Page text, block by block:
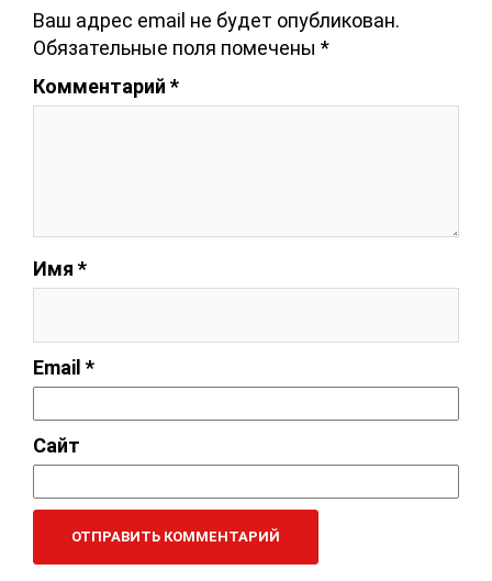
Ваш адрес email не будет опубликован.
Обязательные поля помечены *
Комментарий *
Имя *
Email *
Сайт